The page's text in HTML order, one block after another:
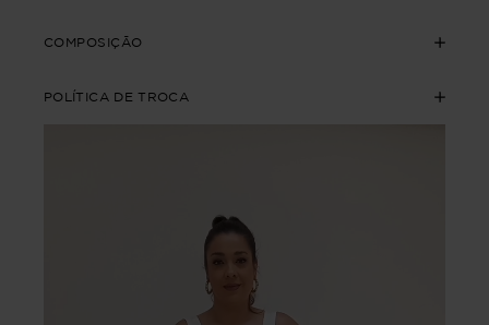
COMPOSIÇÃO
POLÍTICA DE TROCA